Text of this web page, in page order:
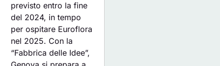
previsto entro la fine
del 2024, in tempo
per ospitare Euroflora
nel 2025. Con la
“Fabbrica delle Idee”,